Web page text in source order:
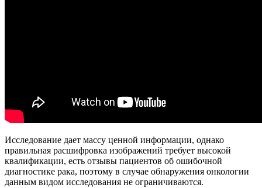
Исследование дает массу ценной информации, однако
правильная расшифровка изображений требует высокой
квалификации, есть отзывы пациентов об ошибочной
диагностике рака, поэтому в случае обнаружения онкологии
данным видом исследования не ограничиваются.